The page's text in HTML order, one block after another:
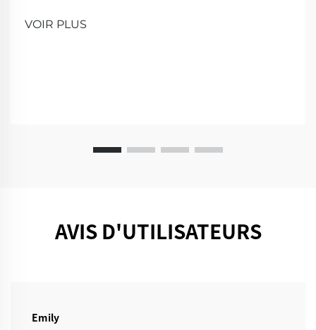
une démonstration!
VOIR PLUS
AVIS D'UTILISATEURS
Emily